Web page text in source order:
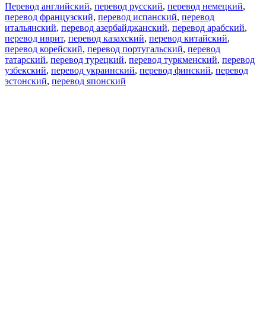
Перевод английский, перевод русский, перевод немецкий,
перевод французский, перевод испанский, перевод
итальянский, перевод азербайджанский, перевод арабский,
перевод иврит, перевод казахский, перевод китайский,
перевод корейский, перевод португальский, перевод
татарский, перевод турецкий, перевод туркменский, перевод
узбекский, перевод украинский, перевод финский, перевод
эстонский, перевод японский